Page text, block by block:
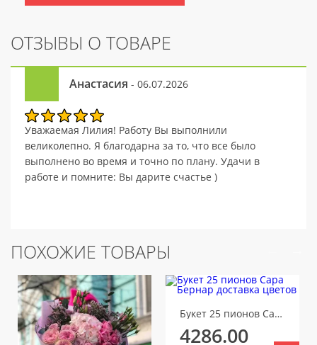
ОТЗЫВЫ О ТОВАРЕ
Анастасия - 06.07.2026
Уважаемая Лилия! Работу Вы выполнили
великолепно. Я благодарна за то, что все было
выполнено во время и точно по плану. Удачи в
работе и помните: Вы дарите счастье )
ПОХОЖИЕ ТОВАРЫ
Букет 25 пионов Сара Бернар
4286.00